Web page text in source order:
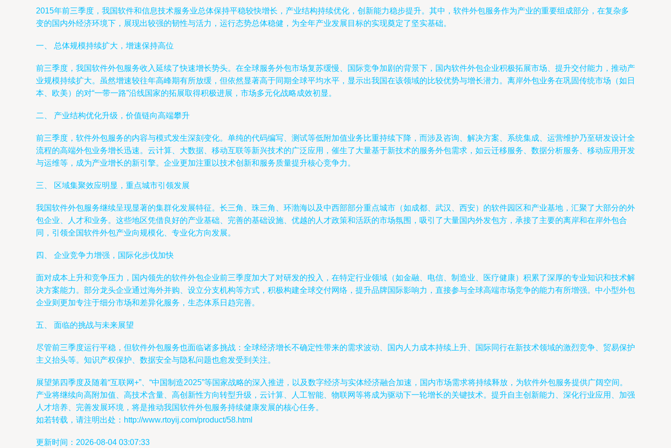
2015年前三季度，我国软件和信息技术服务业总体保持平稳较快增长，产业结构持续优化，创新能力稳步提升。其中，软件外包服务作为产业的重要组成部分，在复杂多
变的国内外经济环境下，展现出较强的韧性与活力，运行态势总体稳健，为全年产业发展目标的实现奠定了坚实基础。
一、 总体规模持续扩大，增速保持高位
前三季度，我国软件外包服务收入延续了快速增长势头。在全球服务外包市场复苏缓慢、国际竞争加剧的背景下，国内软件外包企业积极拓展市场、提升交付能力，推动产
业规模持续扩大。虽然增速较往年高峰期有所放缓，但依然显著高于同期全球平均水平，显示出我国在该领域的比较优势与增长潜力。离岸外包业务在巩固传统市场（如日
本、欧美）的对“一带一路”沿线国家的拓展取得积极进展，市场多元化战略成效初显。
二、 产业结构优化升级，价值链向高端攀升
前三季度，软件外包服务的内容与模式发生深刻变化。单纯的代码编写、测试等低附加值业务比重持续下降，而涉及咨询、解决方案、系统集成、运营维护乃至研发设计全
流程的高端外包业务增长迅速。云计算、大数据、移动互联等新兴技术的广泛应用，催生了大量基于新技术的服务外包需求，如云迁移服务、数据分析服务、移动应用开发
与运维等，成为产业增长的新引擎。企业更加注重以技术创新和服务质量提升核心竞争力。
三、 区域集聚效应明显，重点城市引领发展
我国软件外包服务继续呈现显著的集群化发展特征。长三角、珠三角、环渤海以及中西部部分重点城市（如成都、武汉、西安）的软件园区和产业基地，汇聚了大部分的外
包企业、人才和业务。这些地区凭借良好的产业基础、完善的基础设施、优越的人才政策和活跃的市场氛围，吸引了大量国内外发包方，承接了主要的离岸和在岸外包合
同，引领全国软件外包产业向规模化、专业化方向发展。
四、 企业竞争力增强，国际化步伐加快
面对成本上升和竞争压力，国内领先的软件外包企业前三季度加大了对研发的投入，在特定行业领域（如金融、电信、制造业、医疗健康）积累了深厚的专业知识和技术解
决方案能力。部分龙头企业通过海外并购、设立分支机构等方式，积极构建全球交付网络，提升品牌国际影响力，直接参与全球高端市场竞争的能力有所增强。中小型外包
企业则更加专注于细分市场和差异化服务，生态体系日趋完善。
五、 面临的挑战与未来展望
尽管前三季度运行平稳，但软件外包服务也面临诸多挑战：全球经济增长不确定性带来的需求波动、国内人力成本持续上升、国际同行在新技术领域的激烈竞争、贸易保护
主义抬头等。知识产权保护、数据安全与隐私问题也愈发受到关注。
展望第四季度及随着“互联网+”、“中国制造2025”等国家战略的深入推进，以及数字经济与实体经济融合加速，国内市场需求将持续释放，为软件外包服务提供广阔空间。
产业将继续向高附加值、高技术含量、高创新性方向转型升级，云计算、人工智能、物联网等将成为驱动下一轮增长的关键技术。提升自主创新能力、深化行业应用、加强
人才培养、完善发展环境，将是推动我国软件外包服务持续健康发展的核心任务。
如若转载，请注明出处：http://www.rtoyij.com/product/58.html
更新时间：2026-08-04 03:07:33